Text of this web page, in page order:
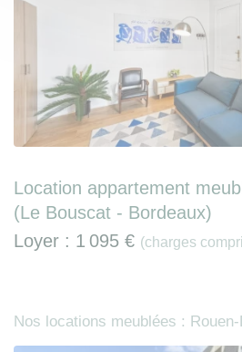
Location appartement
(Le Bouscat - Bordeaux)
Loyer : 1 095 € (charges
Nos locations meublées :